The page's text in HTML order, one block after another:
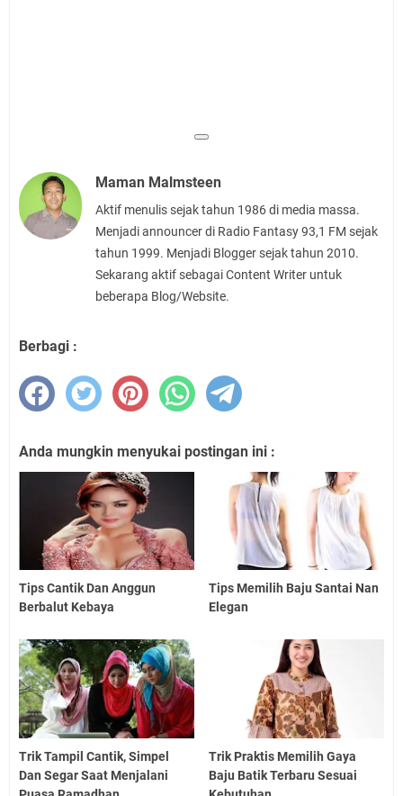
Maman Malmsteen
Aktif menulis sejak tahun 1986 di media massa.
Menjadi announcer di Radio Fantasy 93,1 FM sejak
tahun 1999. Menjadi Blogger sejak tahun 2010.
Sekarang aktif sebagai Content Writer untuk
beberapa Blog/Website.
Berbagi :
Anda mungkin menyukai postingan ini :
Tips Cantik Dan Anggun
Berbalut Kebaya
Tips Memilih Baju Santai Nan
Elegan
Trik Tampil Cantik, Simpel
Dan Segar Saat Menjalani
Trik Praktis Memilih Gaya
Baju Batik Terbaru Sesuai